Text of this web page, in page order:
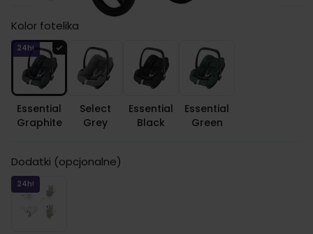
Kolor fotelika
24h!
Essential
Graphite
Select
Grey
Essential
Black
Essential
Green
Dodatki (opcjonalne)
24h!